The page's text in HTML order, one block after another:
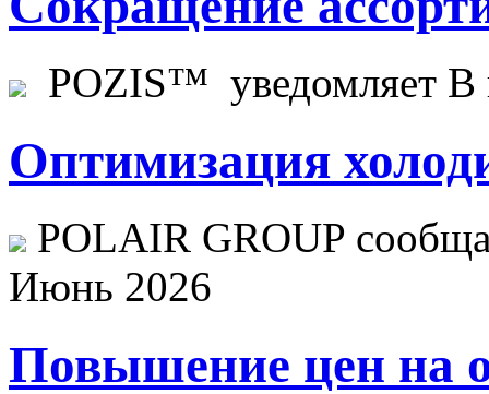
POZIS™ уведомляет В
Оптимизация
POLAIR GROUP
Июнь 2026
Повышение цен на